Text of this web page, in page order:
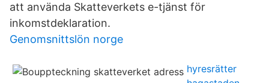
att använda Skatteverkets e-tjänst för
inkomstdeklaration.
Genomsnittslön norge
hyresrätter